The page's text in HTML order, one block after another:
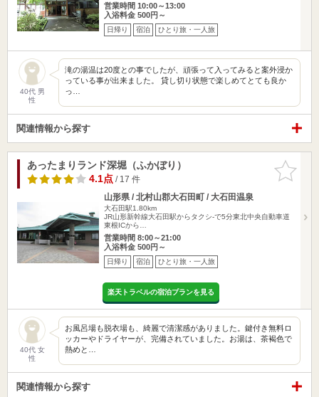
営業時間 10:00～13:00
入浴料金 500円～
日帰り 宿泊 ひとり旅・一人旅
40代 男
性
滝の湯温は20度との事でしたが、頑張って入ってみると案外浸か
っている事が出来ました。 貸し切り状態で楽しめてとても良か
っ…
関連情報から探す
お気に入
りに追加
あったまりランド深堀（ふかぼり）
4.1点/ 17 件
山形県 / 北村山郡大石田町 / 大石田温泉
大石田駅1.80km
JR山形新幹線大石田駅からタクシ-で5分東北中央自動車道
東根ICから…
営業時間 8:00～21:00
入浴料金 500円～
日帰り 宿泊 ひとり旅・一人旅
楽天トラベルの宿泊プランを見る
40代 女
性
お風呂場も脱衣場も、綺麗で清潔感がありました。鍵付き無料ロ
ッカーやドライヤーが、完備されていました。お湯は、茶褐色で
熱めと…
関連情報から探す